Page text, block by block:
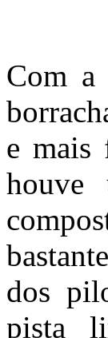
Com a
e mais
houve
dos
pista